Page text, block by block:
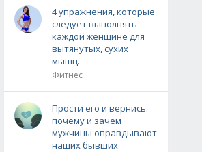
4 упражнения, которые
следует выполнять
каждой женщине для
вытянутых, сухих
мышц.
Фитнес
Прости его и вернись:
почему и зачем
мужчины оправдывают
наших бывших